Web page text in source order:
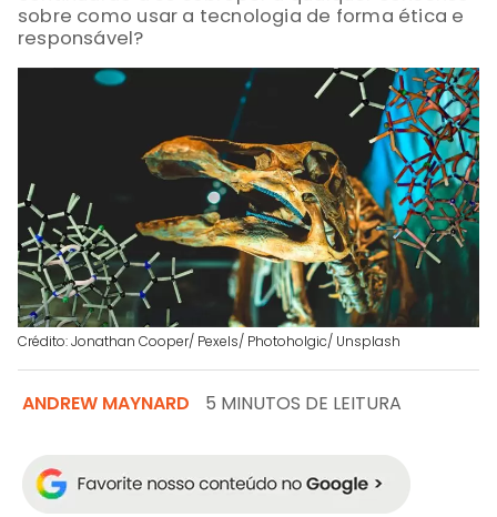
sobre como usar a tecnologia de forma ética e
responsável?
Crédito: Jonathan Cooper/ Pexels/ Photoholgic/ Unsplash
ANDREW MAYNARD 5 MINUTOS DE LEITURA